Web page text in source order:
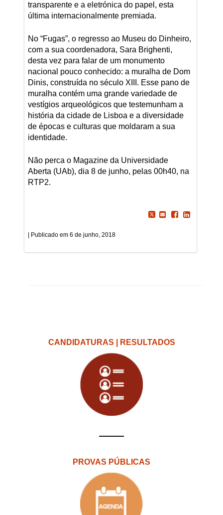
transparente e a eletrónica do papel, esta
última internacionalmente premiada.
No “Fugas”, o regresso ao Museu do Dinheiro,
com a sua coordenadora, Sara Brighenti,
desta vez para falar de um monumento
nacional pouco conhecido: a muralha de Dom
Dinis, construída no século XIII. Esse pano de
muralha contém uma grande variedade de
vestígios arqueológicos que testemunham a
história da cidade de Lisboa e a diversidade
de épocas e culturas que moldaram a sua
identidade.
Não perca o Magazine da Universidade
Aberta (UAb), dia 8 de junho, pelas 00h40, na
RTP2.
6 de junho, 2018
CANDIDATURAS | RESULTADOS
PROVAS PÚBLICAS